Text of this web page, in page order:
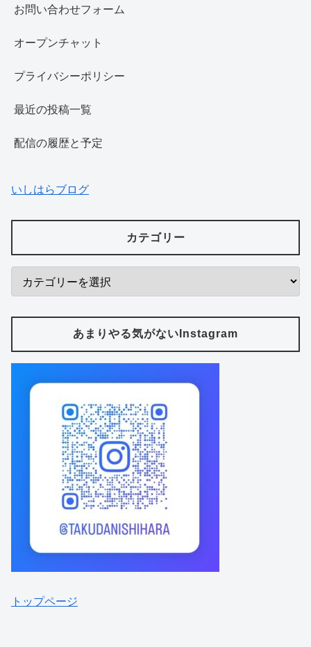
お問い合わせフォーム
オープンチャット
プライバシーポリシー
最近の投稿一覧
配信の履歴と予定
いしはらブログ
カテゴリー
あまりやる気がないInstagram
トップページ